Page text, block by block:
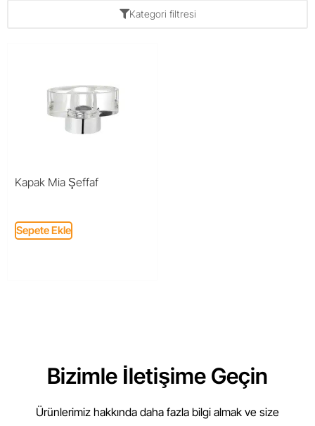
Kategori filtresi
Kapak Mia Şeffaf
Sepete Ekle
Bizimle İletişime Geçin
Ürünlerimiz hakkında daha fazla bilgi almak ve size